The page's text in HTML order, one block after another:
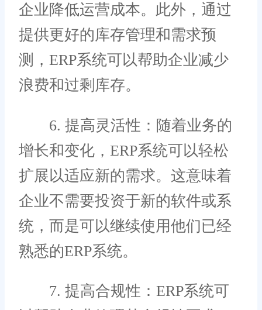
企业降低运营成本。此外，通过
提供更好的库存管理和需求预
测，ERP系统可以帮助企业减少
浪费和过剩库存。
6. 提高灵活性：随着业务的
增长和变化，ERP系统可以轻松
扩展以适应新的需求。这意味着
企业不需要投资于新的软件或系
统，而是可以继续使用他们已经
熟悉的ERP系统。
7. 提高合规性：ERP系统可